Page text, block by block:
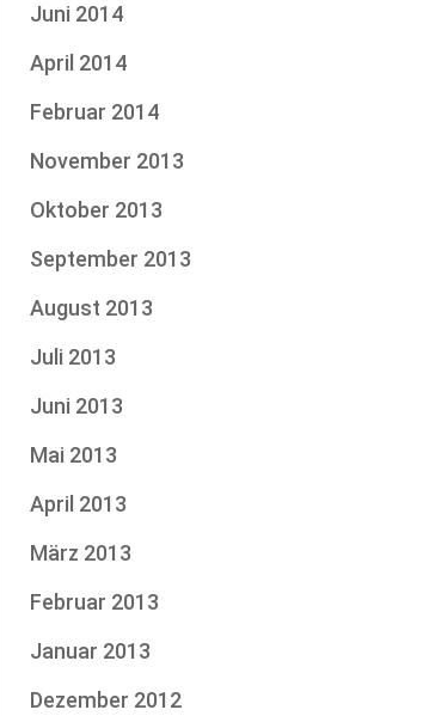
Juni 2014
April 2014
Februar 2014
November 2013
Oktober 2013
September 2013
August 2013
Juli 2013
Juni 2013
Mai 2013
April 2013
März 2013
Februar 2013
Januar 2013
Dezember 2012